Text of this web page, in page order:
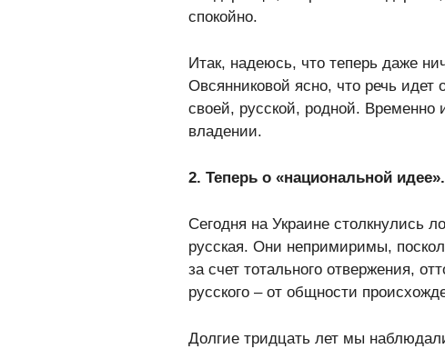
спокойно.
Итак, надеюсь, что теперь даже
Овсянниковой ясно, что речь
своей, русской, родной.
владении.
2. Теперь о «национальной идее».
Сегодня на Украине столкнулись
русская. Они непримиримы,
за счет тотального отвержения,
русского – от общности
Долгие тридцать лет мы